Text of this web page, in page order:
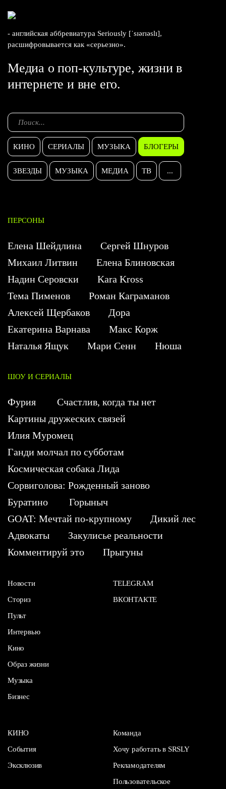
- английская аббревиатура Seriously [ˈsɪərɪəslɪ],
расшифровывается как «серьезно».
Медиа о поп-культуре, жизни в
интернете и вне его.
КИНО СЕРИАЛЫ МУЗЫКА БЛОГЕРЫ
ЗВЕЗДЫ МУЗЫКА МЕДИА ТВ ...
ПЕРСОНЫ
Елена Шейдлина
Сергей Шнуров
Михаил Литвин
Елена Блиновская
Надин Серовски
Kara Kross
Тема Пименов
Роман Каграманов
Алексей Щербаков
Дора
Екатерина Варнава
Макс Корж
Наталья Ящук
Мари Сенн Нюша
ШОУ И СЕРИАЛЫ
Фурия
Счастлив, когда ты нет
Картины дружеских связей
Илия Муромец
Ганди молчал по субботам
Космическая собака Лида
Сорвиголова: Рожденный заново
Буратино
Горыныч
GOAT: Мечтай по-крупному
Дикий лес
Адвокаты
Закулисье реальности
Комментируй это
Прыгуны
Новости
Сториз
Пульт
Интервью
Кино
Образ жизни
Музыка
Бизнес
TELEGRAM
ВКОНТАКТЕ
КИНО
События
Эксклюзив
Команда
Хочу работать в SRSLY
Рекламодателям
Пользовательское